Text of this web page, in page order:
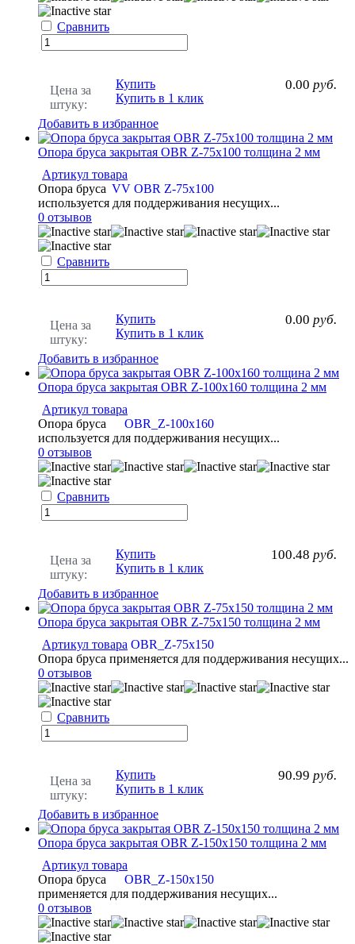
Сравнить
Цена за
штуку:
0.00 руб.
Купить
Купить в 1 клик
Добавить в избранное
Опора бруса закрытая OBR Z-75x100 толщина 2 мм
Артикул товара
VV OBR Z-75x100
Опора бруса
используется для поддерживания несущих...
0 отзывов
Сравнить
Цена за
штуку:
0.00 руб.
Купить
Купить в 1 клик
Добавить в избранное
Опора бруса закрытая OBR Z-100х160 толщина 2 мм
Артикул товара
OBR_Z-100х160
Опора бруса
используется для поддерживания несущих...
0 отзывов
Сравнить
Цена за
штуку:
100.48 руб.
Купить
Купить в 1 клик
Добавить в избранное
Опора бруса закрытая OBR Z-75х150 толщина 2 мм
Артикул товара OBR_Z-75х150
Опора бруса применяется для поддерживания несущих...
0 отзывов
Сравнить
Цена за
штуку:
90.99 руб.
Купить
Купить в 1 клик
Добавить в избранное
Опора бруса закрытая OBR Z-150x150 толщина 2 мм
Артикул товара
OBR_Z-150х150
Опора бруса
применяется для поддерживания несущих...
0 отзывов